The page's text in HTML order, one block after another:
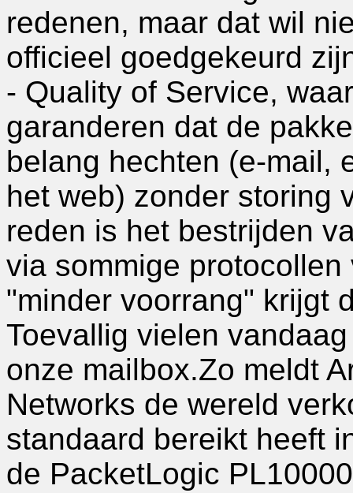
redenen, maar dat wil
officieel goedgekeurd
- Quality of Service,
garanderen dat de
belang hechten (e-mail,
het web) zonder storing
reden is het bestrijden
via sommige
"minder voorrang" krijgt
Toevallig vielen
onze mailbox.Zo meldt
Networks de wereld
standaard bereikt heeft
de PacketLogic